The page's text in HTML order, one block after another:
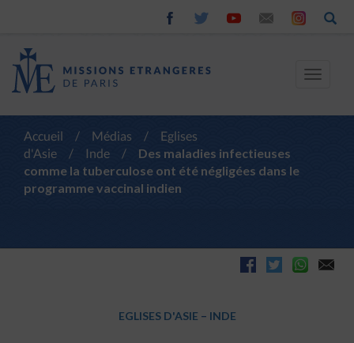
Toggle
Accueil / Médias /
Eglises
d'Asie
/ Inde /
Des maladies infectieuses
comme la tuberculose ont été négligées dans le
programme vaccinal indien
EGLISES D'ASIE – INDE